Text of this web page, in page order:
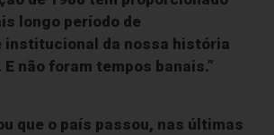
longo período de
institucional da nossa história
não foram tempos banais.”
que o país passou, nas últimas